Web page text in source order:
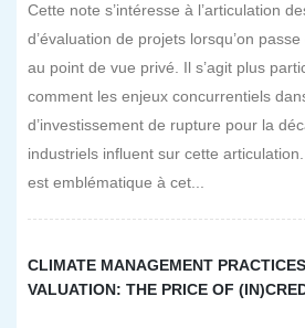
Cette note s’intéresse à l’articulation
d’évaluation de projets lorsqu’on
au point de vue privé. Il s’agit plus
comment les enjeux concurrentiels
d’investissement de rupture pour la
industriels influent sur cette
est emblématique à cet...
CLIMATE MANAGEMENT
VALUATION: THE PRICE OF